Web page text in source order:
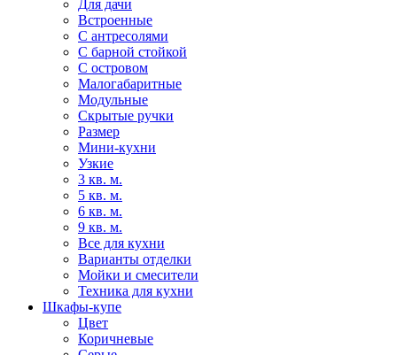
Для дачи
Встроенные
С антресолями
С барной стойкой
С островом
Малогабаритные
Модульные
Скрытые ручки
Размер
Мини-кухни
Узкие
3 кв. м.
5 кв. м.
6 кв. м.
9 кв. м.
Все для кухни
Варианты отделки
Мойки и смесители
Техника для кухни
Шкафы-купе
Цвет
Коричневые